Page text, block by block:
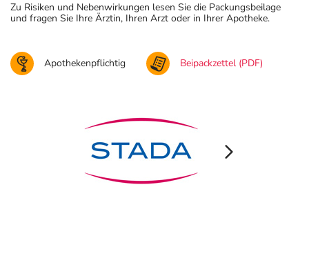
Zu Risiken und Nebenwirkungen lesen Sie die Packungsbeilage
und fragen Sie Ihre Ärztin, Ihren Arzt oder in Ihrer Apotheke.
Apothekenpflichtig Beipackzettel (PDF)